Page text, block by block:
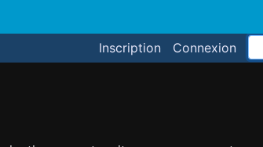
Inscription Connexion